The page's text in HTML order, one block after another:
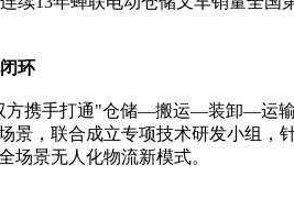
环
方携手打通"仓储—搬运—装卸—运
景，联合成立专项技术研发小组，
场景无人化物流新模式。